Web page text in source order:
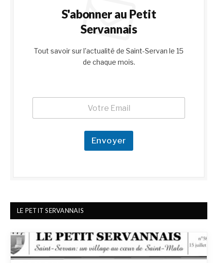
S'abonner au Petit
Servannais
Tout savoir sur l'actualité de Saint-Servan le 15
de chaque mois.
m
a
l
E
m
a
Envoyer
LE PETIT SERVANNAIS